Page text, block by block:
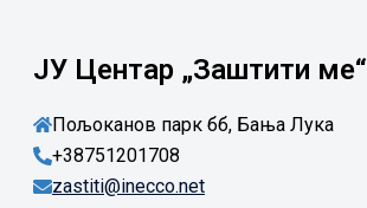
ЈУ Центар „Заштити ме“
Пољоканов парк бб, Бања Лука
+38751201708
zastiti@inecco.net